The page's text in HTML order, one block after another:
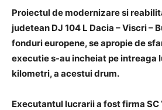
Proiectul de modernizare si
judetean DJ 104 L Dacia – Viscri –
fonduri europene, se apropie de
executie s-au incheiat pe intreaga
kilometri, a acestui drum.
Executantul lucrarii a fost firma SC